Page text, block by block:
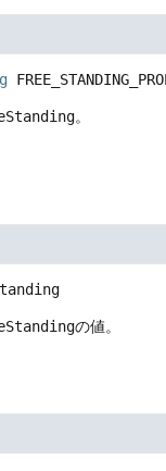
。
の値。